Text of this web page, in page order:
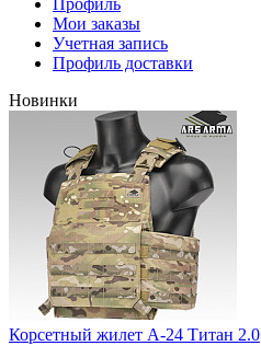
Мои заказы
Учетная запись
Профиль доставки
Новинки
Корсетный жилет А-24 Титан 2.0